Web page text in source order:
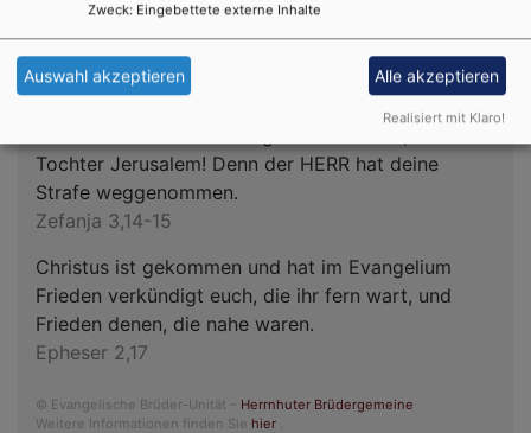
Tageslosung
Tochter Jerusalem! Denn der HERR hat deine
Strafe weggenommen.
Zefanja 3,14-15
Christus ist gekommen und hat im Evangelium
Frieden verkündigt euch, die ihr fern wart, und
Frieden denen, die nahe waren.
Epheser 2,17
© Evangelische Brüder-Unität – Herrnhuter Brüdergemeine
Weitere Informationen finden Sie hier
Zweck: Eingebettete externe Inhalte
Auswahl akzeptieren Alle akzeptieren
Realisiert mit Klaro!